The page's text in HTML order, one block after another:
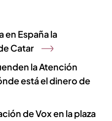
en España la
Catar
la Atención
está el dinero de
de Vox en la plaza